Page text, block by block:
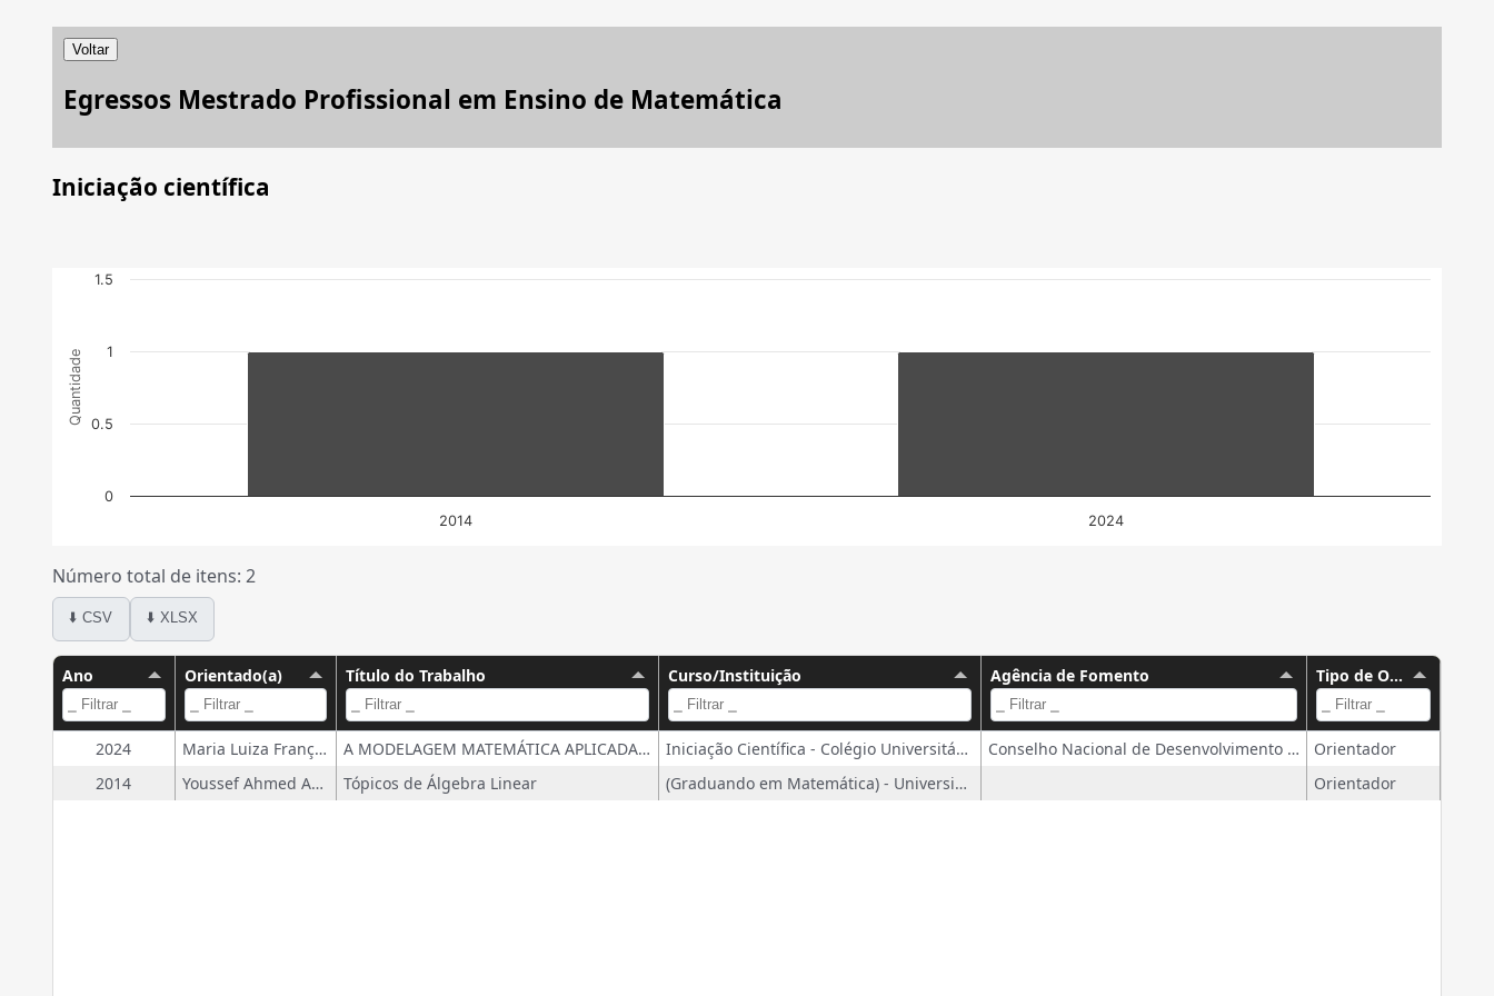
Voltar
Egressos Mestrado Profissional em Ensino de Matemática
Iniciação científica
Quantidade
2014 2024
0
0.5
1
1.5
Número total de itens: 2
⬇️ CSV ⬇️ XLSX
Ano Orientado(a) Título do Trabalho Curso/Instituição Agência de Fomento Tipo de Orientação
2024 Maria Luiza França Matiusso A MODELAGEM MATEMÁTICA APLICADA À GINÁSTICA RÍTMICA Iniciação Científica - Colégio Universitário da Universidade Municipal de São Caetano do Sul Conselho Nacional de Desenvolvimento Científico e Tecnológico
Orientador
2014
Youssef Ahmed Abbas Tópicos de Álgebra Linear (Graduando em Matemática) - Universidade de São Paulo Orientador